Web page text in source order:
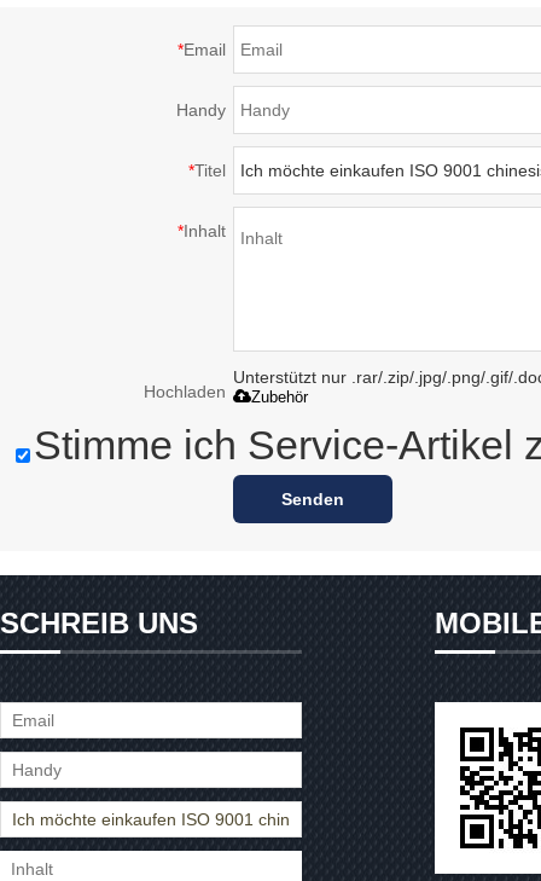
*Email
Handy
*Titel
*Inhalt
Hochladen
Unterstützt nur .rar/.zip/.jpg/.png/.gif/
Zubehör
Stimme ich Service-Artikel
Senden
SCHREIB UNS